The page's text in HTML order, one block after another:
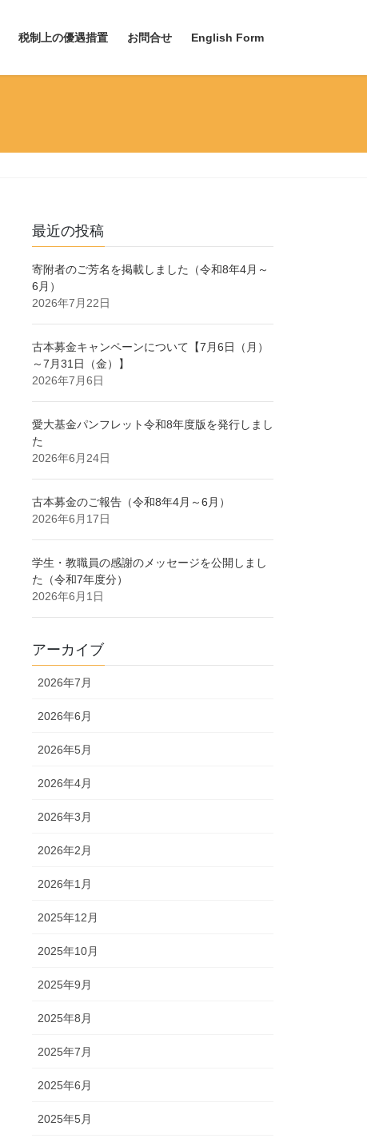
税制上の優遇措置 お問合せ English Form
最近の投稿
寄附者のご芳名を掲載しました（令和8年4月～
6月）
2026年7月22日
古本募金キャンペーンについて【7月6日（月）
～7月31日（金）】
2026年7月6日
愛⼤基⾦パンフレット令和8年度版を発⾏しまし
た
2026年6月24日
古本募金のご報告（令和8年4月～6月）
2026年6月17日
学生・教職員の感謝のメッセージを公開しまし
た（令和7年度分）
2026年6月1日
アーカイブ
2026年7月
2026年6月
2026年5月
2026年4月
2026年3月
2026年2月
2026年1月
2025年12月
2025年10月
2025年9月
2025年8月
2025年7月
2025年6月
2025年5月